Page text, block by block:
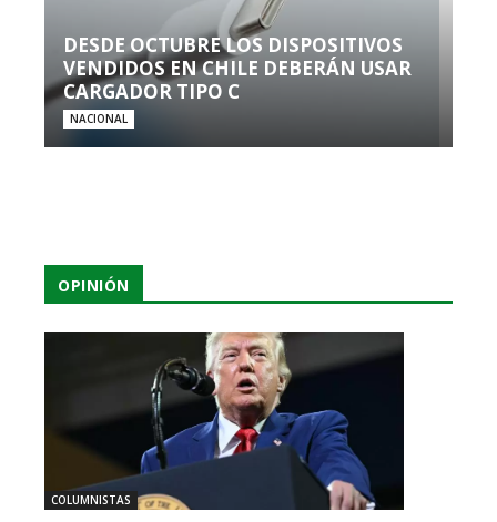
DESDE OCTUBRE LOS DISPOSITIVOS
VENDIDOS EN CHILE DEBERÁN USAR
CARGADOR TIPO C
NACIONAL
OPINIÓN
COLUMNISTAS